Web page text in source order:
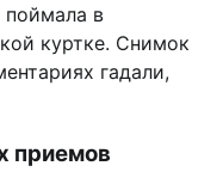
в
куртке. Снимок
гадали,
приемов